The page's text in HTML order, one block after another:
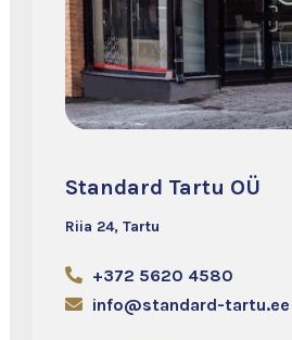
Standard Tartu OÜ
Riia 24, Tartu
+372 5620 4580
info@standard-tartu.ee